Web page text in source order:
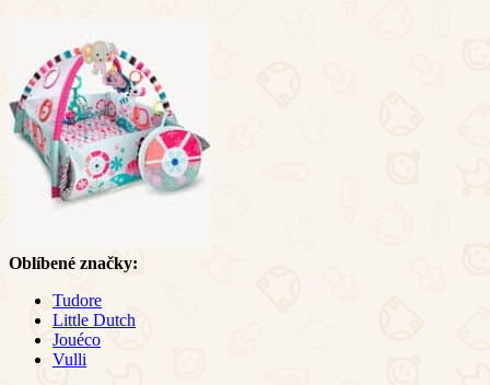
Oblíbené značky:
Tudore
Little Dutch
Jouéco
Vulli